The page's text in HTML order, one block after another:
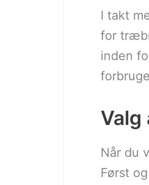
I takt
for
inden
Når du
Først